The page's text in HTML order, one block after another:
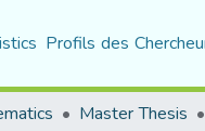
Profils des
Master Thesis